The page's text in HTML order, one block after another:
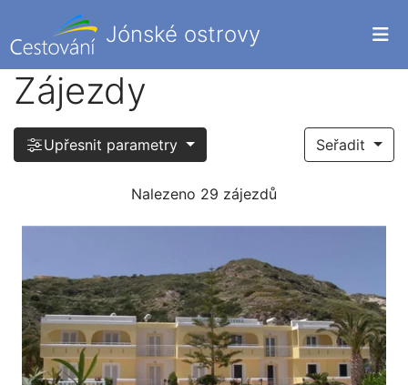
Jónské ostrovy
Zájezdy
Upřesnit parametry Seřadit
Nalezeno 29 zájezdů